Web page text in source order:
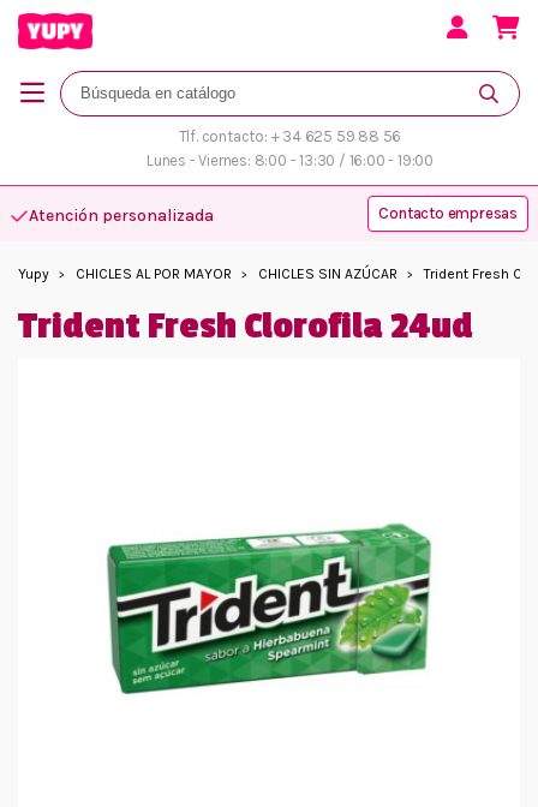
Tlf. contacto: + 34 625 59 88 56
Lunes - Viernes: 8:00 - 13:30 / 16:00 - 19:00
Atención personalizada Contacto empresas
Yupy CHICLES AL POR MAYOR CHICLES SIN AZÚCAR Trident Fresh
Trident Fresh Clorofila 24ud